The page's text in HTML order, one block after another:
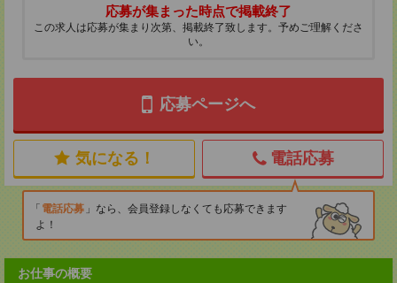
応募が集まった時点で掲載終了
この求人は応募が集まり次第、掲載終了致します。予めご理解くださ
い。
応募ページへ
気になる！ 電話応募
電話応募
なら、会員登録しなくても応募できます
よ！
お仕事の概要